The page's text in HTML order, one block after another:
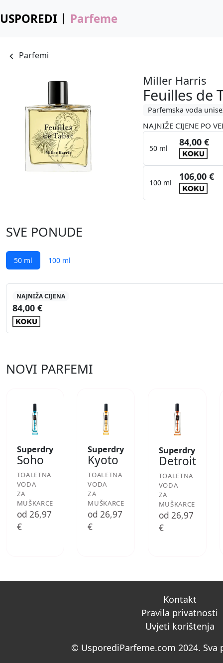
USPOREDI Parfeme
Parfemi
Miller Harris
Feuilles de
Parfemska voda
NAJNIŽE CIJENE PO
50 ml
84,00 €
100 ml
106,00 €
SVE PONUDE
50 ml 100 ml
NAJNIŽA CIJENA
84,00 €
NOVI PARFEMI
Superdry
Soho
TOALETNA
VODA
ZA
MUŠKARCE
od 26,97
€
Superdry
Kyoto
TOALETNA
VODA
ZA
MUŠKARCE
od 26,97
€
Superdry
Detroit
TOALETNA
VODA
ZA
MUŠKARCE
od 26,97
€
Kontakt
Pravila privatnosti
Uvjeti korištenja
© UsporediParfeme.com 2024. Sva